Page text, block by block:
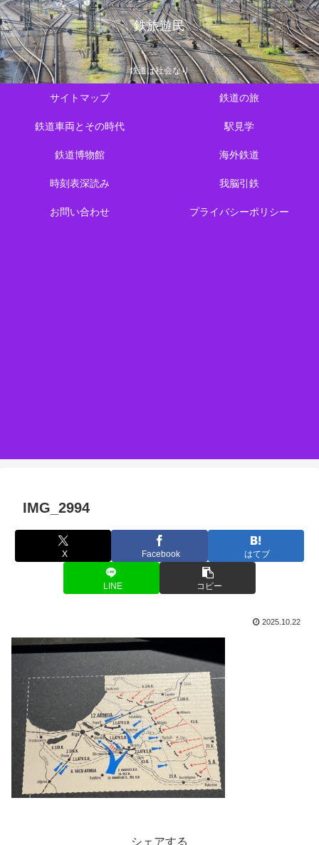
鉄旅遊民
鉄道は社会なり
サイトマップ 鉄道の旅
鉄道車両とその時代 駅見学
鉄道博物館 海外鉄道
時刻表深読み 我脳引鉄
お問い合わせ プライバシーポリシー
IMG_2994
X Facebook はてブ
LINE コピー
2025.10.22
シェアする